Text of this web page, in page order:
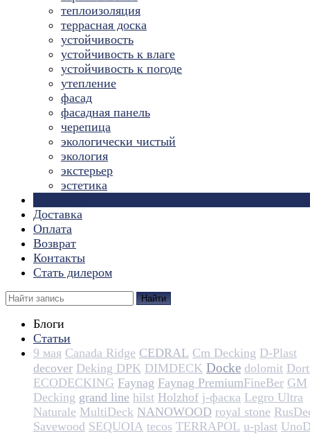
теплоизоляция
террасная доска
устойчивость
устойчивость к влаге
устойчивость к погоде
утепление
фасад
фасадная панель
черепица
экологически чистый
экология
экстерьер
эстетика
Доставка
Оплата
Возврат
Контакты
Стать дилером
Найти
Блоги
Статьи
9 мая Canada Ridge CEDRAL Cm Decking D-Plast
decover Deking DPK DIMDECK Docke dolomit
ECODECKING Faynag Faynag Premium​​​​​​​​​​FineBer GM
Decking grand line hilst Holzhof j-фаска Legro Ultra
Naturale MultiDeck NANOWOOD royal stone
Savewood SEQUOIA tecos TERRAPOL u-plast